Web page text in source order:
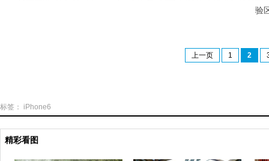
验
上一页 1 2
标签： iPhone6
精彩看图